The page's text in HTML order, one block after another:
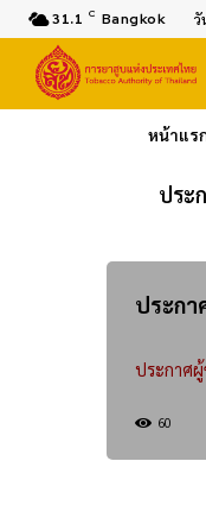
31.1 C Bangkok วั
หน้าแร
ประ
ประกา
ประกาศ
60